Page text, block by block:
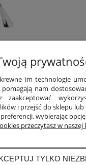
POMOC
MOJE KONTO
I
INFORMACJE
im technologie
pomagają nam
zaakceptować
i przejść do sklepu
wybierając
przeczytasz w naszej
TYLKO